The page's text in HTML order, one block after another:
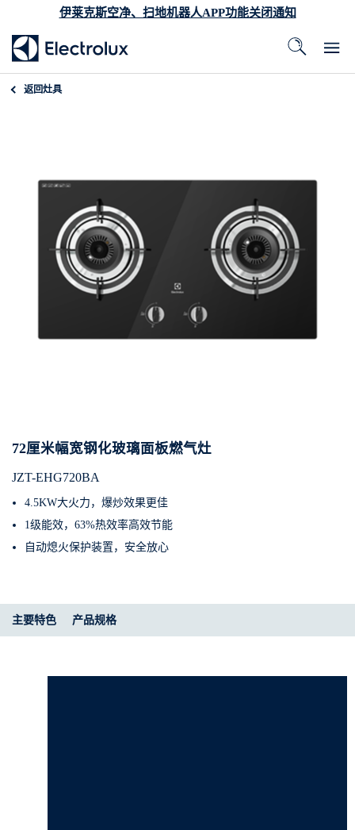
伊莱克斯空净、扫地机器人APP功能关闭通知
返回灶具
72厘米幅宽钢化玻璃面板燃气灶
JZT-EHG720BA
4.5KW大火力，爆炒效果更佳
1级能效，63%热效率高效节能
自动熄火保护装置，安全放心
主要特色 产品规格​